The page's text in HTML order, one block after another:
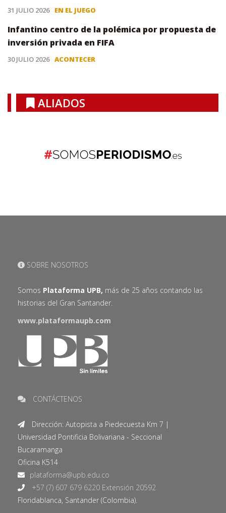
31 JULIO 2026 EN EL JUEGO
Infantino centro de la polémica por propuesta de
inversión privada en FIFA
30 JULIO 2026 ACONTECER
ALIADOS
SOBRE NOSOTROS
Somos Plataforma UPB, más de 25 años contando las
historias del Gran Santander.
www.plataformaupb.com
CONTÁCTENOS
Dirección: Autopista a Piedecuesta Km 7 |
Universidad Pontificia Bolivariana - Seccional
Bucaramanga
Oficina K514
+57 (7) 607 679 6220 Extensión 20592
Floridablanca, Santander (Colombia).